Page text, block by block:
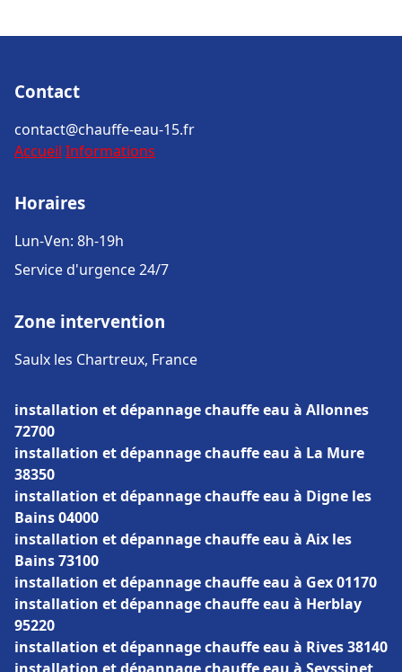
Contact
contact@chauffe-eau-15.fr
Accueil Informations
Horaires
Lun-Ven: 8h-19h
Service d'urgence 24/7
Zone intervention
Saulx les Chartreux, France
installation et dépannage chauffe eau à Allonnes
72700
installation et dépannage chauffe eau à La Mure
38350
installation et dépannage chauffe eau à Digne les
Bains 04000
installation et dépannage chauffe eau à Aix les
Bains 73100
installation et dépannage chauffe eau à Gex 01170
installation et dépannage chauffe eau à Herblay
95220
installation et dépannage chauffe eau à Rives 38140